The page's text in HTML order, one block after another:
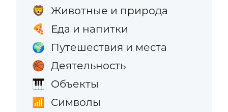
🦁 Животные и природа
🍕 Еда и напитки
🌍 Путешествия и места
🏀 Деятельность
🎹 Объекты
📶 Символы